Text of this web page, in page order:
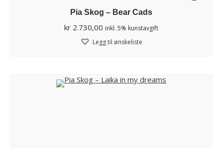
Pia Skog – Bear Cads
kr 2.730,00 inkl. 5% kunstavgift
Legg til ønskeliste